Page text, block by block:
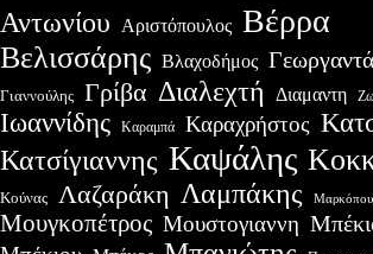
Αντωνίου Αριστόπουλος Βέρρα
Βελισσάρης Βλαχοδήμος Γεωργαντά
Γιαννούλης Γρίβα Διαλεχτή Διαμαντη
Ιωαννίδης Καραμπά Καραχρήστος
Κατσίγιαννης Καψάλης
Κούνας Λαζαράκη Λαμπάκης
Μουγκοπέτρος Μουστογιαννη